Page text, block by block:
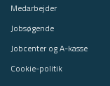
Medarbejder
Jobsøgende
Jobcenter og A-kasse
Cookie-politik